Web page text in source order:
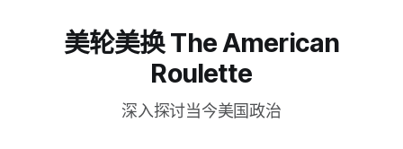
美轮美换 The American
Roulette
深入探讨当今美国政治